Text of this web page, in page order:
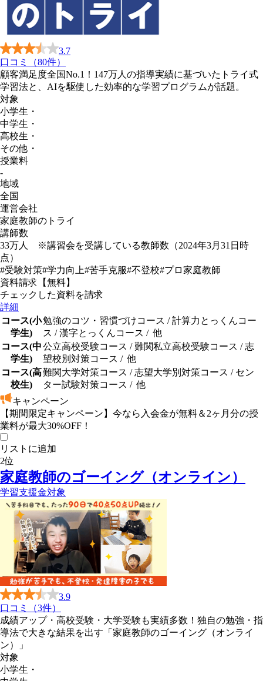
3.7
口コミ（80件）
顧客満足度全国No.1！147万人の指導実績に基づいたトライ式
学習法と、AIを駆使した効率的な学習プログラムが話題。
対象
小学生 ・
中学生 ・
高校生 ・
その他 ・
授業料
-
地域
全国
運営会社
家庭教師のトライ
講師数
33万人 ※講習会を受講している教師数（2024年3月31日時
点）
#受験対策#学力向上#苦手克服#不登校#プロ家庭教師
資料請求【無料】
チェックした資料を請求
詳細
コース(小
学生)
勉強のコツ・習慣づけコース /計算力とっくんコー
ス /漢字とっくんコース /他
コース(中
学生)
公立高校受験コース /難関私立高校受験コース /志
望校別対策コース /他
コース(高
校生)
難関大学対策コース /志望大学別対策コース /セン
ター試験対策コース /他
キャンペーン
【期間限定キャンペーン】今なら入会金が無料＆2ヶ月分の授
業料が最大30%OFF！
リストに追加
2位
家庭教師のゴーイング（オンライン）
学習支援金対象
3.9
口コミ（3件）
成績アップ・高校受験・大学受験も実績多数！独自の勉強・指
導法で大きな結果を出す「家庭教師のゴーイング（オンライ
ン）」
対象
小学生 ・